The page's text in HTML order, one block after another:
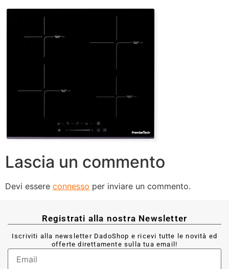
Lascia un commento
Devi essere connesso per inviare un commento.
Registrati alla nostra Newsletter
Iscriviti alla newsletter DadoShop e ricevi tutte le novità ed
offerte direttamente sulla tua email!